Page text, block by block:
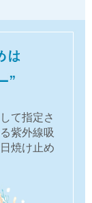
て指定さ
紫外線吸
焼け止め